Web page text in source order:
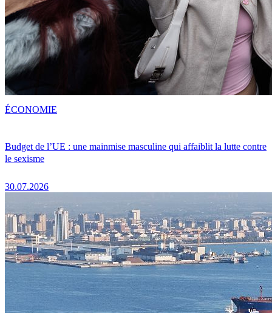
Budget de l’UE : une mainmise masculine qui affaiblit la lutte contre
le sexisme
30.07.2026
ÉCONOMIE